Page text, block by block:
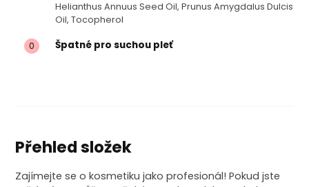
Helianthus Annuus Seed Oil, Prunus Amygdalus Dulcis
Oil, Tocopherol
0 Špatné pro suchou pleť
Přehled složek
Zajímejte se o kosmetiku jako profesionál! Pokud jste